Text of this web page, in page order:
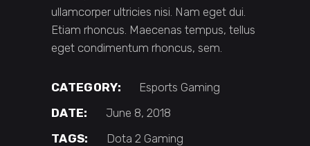
ullamcorper ultricies nisi. Nam eget dui.
Etiam rhoncus. Maecenas tempus, tellus
eget condimentum rhoncus, sem.
CATEGORY: Esports Gaming
DATE:
June 8, 2018
TAGS:
Dota 2 Gaming